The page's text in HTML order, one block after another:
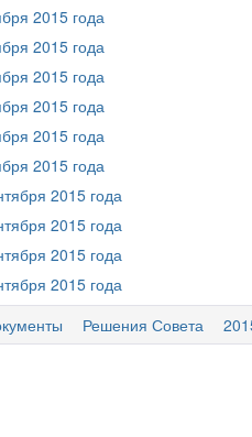
2015 года
2015 года
2015 года
2015 года
2015 года
2015 года
2015 года
2015 года
2015 года
2015 года
Решения Совета